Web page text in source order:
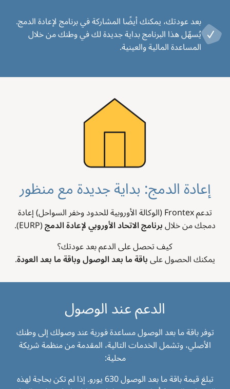
بعد عودتك، يمكنك أيضًا المشاركة في برنامج لإعادة الدمج.
يُسهّل هذا البرنامج بداية جديدة لك في وطنك من خلال
المساعدة المالية والعينية.
إعادة الدمج: بداية جديدة مع منظور
تدعم Frontex (الوكالة الأوروبية للحدود وخفر السواحل) إعادة
دمجك من خلال برنامج الاتحاد الأوروبي لإعادة الدمج(EURP).
كيف تحصل على الدعم بعد عودتك؟
يمكنك الحصول على باقة ما بعد الوصول وباقة ما بعد العودة.
الدعم عند الوصول
توفر باقة ما بعد الوصول مساعدة فورية عند وصولك إلى وطنك
الأصلي، وتشمل الخدمات التالية، المقدمة من منظمة شريكة
محلية:
تبلغ قيمة باقة ما بعد الوصول 630 يورو. إذا لم تكن بحاجة لهذه